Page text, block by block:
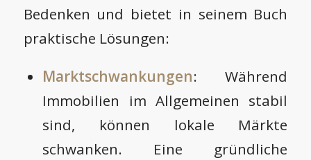
Bedenken und bietet in seinem Buch
praktische Lösungen:
Marktschwankungen: Während
Immobilien im Allgemeinen stabil
sind, können lokale Märkte
schwanken. Eine gründliche